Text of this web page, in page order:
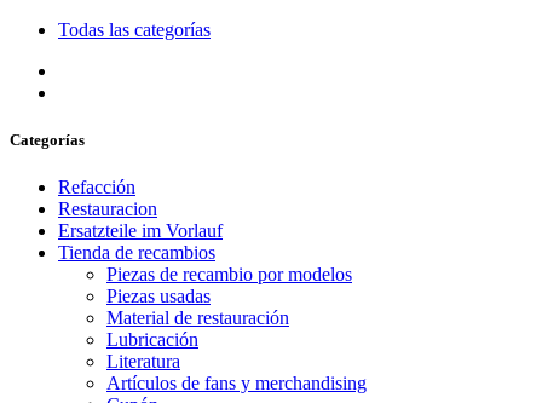
Todas las categorías
Categorías
Refacción
Restauracion
Ersatzteile im Vorlauf
Tienda de recambios
Piezas de recambio por modelos
Piezas usadas
Material de restauración
Lubricación
Literatura
Artículos de fans y merchandising